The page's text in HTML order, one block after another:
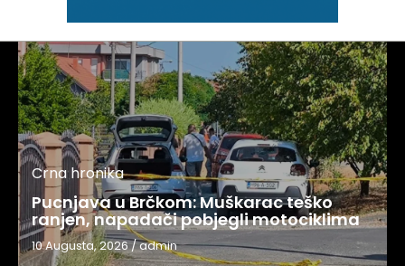
Crna hronika
Pucnjava u Brčkom: Muškarac teško
ranjen, napadači pobjegli motociklima
10 Augusta, 2026/admin